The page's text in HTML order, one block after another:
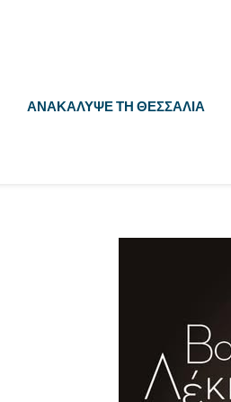
ΑΝΑΚΆΛΥΨΕ ΤΗ ΘΕΣΣΑΛΊΑ